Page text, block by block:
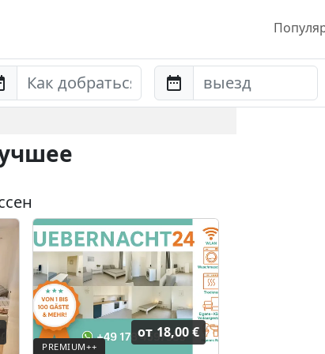
Abreise
от 18,00 €